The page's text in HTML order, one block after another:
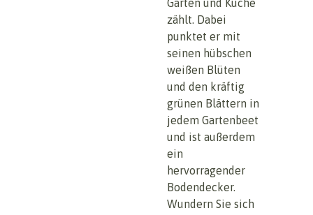
Garten und Küche
zählt. Dabei
punktet er mit
seinen hübschen
weißen Blüten
und den kräftig
grünen Blättern in
jedem Gartenbeet
und ist außerdem
ein
hervorragender
Bodendecker.
Wundern Sie sich